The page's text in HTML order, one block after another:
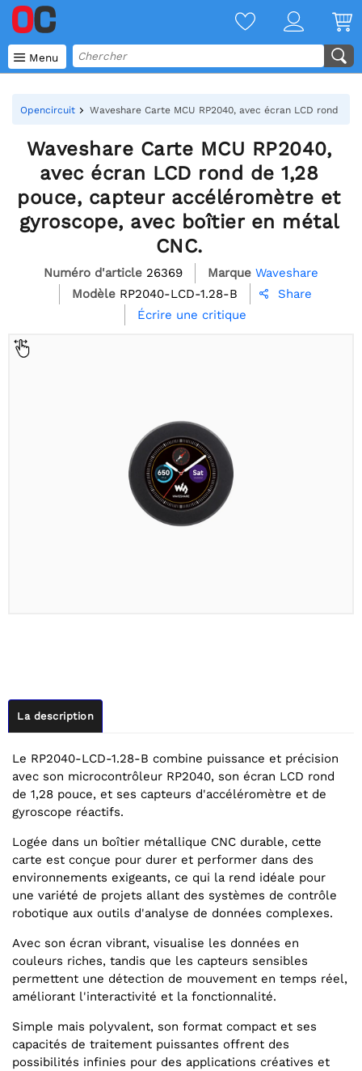
 Menu
Opencircuit Waveshare Carte MCU RP2040, avec écran LCD rond
Waveshare Carte MCU RP2040,
avec écran LCD rond de 1,28
pouce, capteur accéléromètre et
gyroscope, avec boîtier en métal
CNC.
Numéro d'article 26369 Marque Waveshare
Modèle RP2040-LCD-1.28-B 
Share
Écrire une critique
La description
Le RP2040-LCD-1.28-B combine puissance et précision
avec son microcontrôleur RP2040, son écran LCD rond
de 1,28 pouce, et ses capteurs d'accéléromètre et de
gyroscope réactifs.
Logée dans un boîtier métallique CNC durable, cette
carte est conçue pour durer et performer dans des
environnements exigeants, ce qui la rend idéale pour
une variété de projets allant des systèmes de contrôle
robotique aux outils d'analyse de données complexes.
Avec son écran vibrant, visualise les données en
couleurs riches, tandis que les capteurs sensibles
permettent une détection de mouvement en temps réel,
améliorant l'interactivité et la fonctionnalité.
Simple mais polyvalent, son format compact et ses
capacités de traitement puissantes offrent des
possibilités infinies pour des applications créatives et